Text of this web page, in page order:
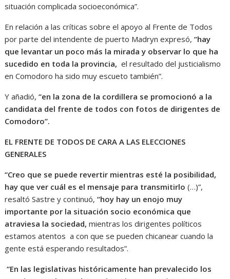
situación complicada socioeconómica”.
En relación a las críticas sobre el apoyo al Frente de Todos
por parte del intendente de puerto Madryn expresó,“hay
que levantar un poco más la mirada y observar lo que ha
sucedido en toda la provincia,el resultado del justicialismo
en Comodoro ha sido muy escueto también”.
Y añadió,“en la zona de la cordillera se promocionó a la
candidata del frente de todos con fotos de dirigentes de
Comodoro”.
EL FRENTE DE TODOS DE CARA A LAS ELECCIONES
GENERALES
“Creo que se puede revertir mientras esté la posibilidad,
hay que ver cuál es el mensaje para transmitirlo (…)”,
resaltó Sastre y continuó,“hoy hay un enojo muy
importante por la situación socio económica que
atraviesa la sociedad,mientras los dirigentes políticos
estamos atentos a con que se pueden chicanear cuando la
gente está esperando resultados”.
“En las legislativas históricamente han prevalecido los